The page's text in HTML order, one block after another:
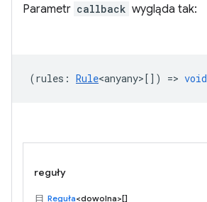
Parametr callback wygląda tak:
(rules : Rule<anyany>[]) => void
reguły
Reguła<dowolna>[]